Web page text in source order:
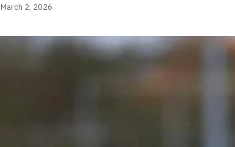
March 2, 2026